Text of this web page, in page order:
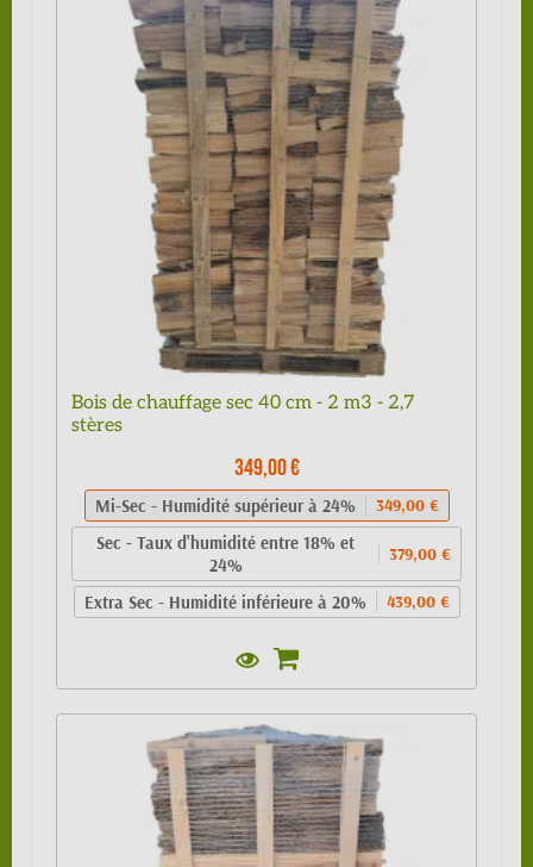
Bois de chauffage sec 40 cm - 2 m3 - 2,7
stères
349,00 €
Mi-Sec - Humidité supérieur à 24% 349,00 €
Sec - Taux d'humidité entre 18% et
24%
379,00 €
Extra Sec - Humidité inférieure à 20% 439,00 €